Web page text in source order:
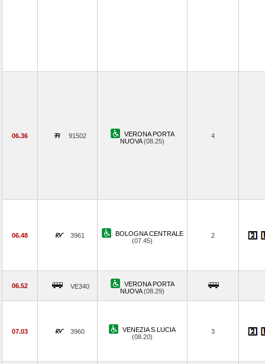
06.36 91502
VERONA PORTA
NUOVA(08.25)
4
06.48 3961
BOLOGNA CENTRALE
(07.45)
2
06.52 VE340
VERONA PORTA
NUOVA(08.29)
07.03 3960
VENEZIA S.LUCIA
(08.20)
3